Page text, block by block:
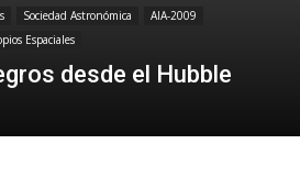
Sociedad Astronómica
AIA-2009
Espaciales
desde el Hubble